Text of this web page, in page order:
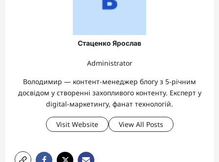
Стаценко Ярослав
Administrator
Володимир — контент-менеджер блогу з 5-річним
досвідом у створенні захопливого контенту. Експерт у
digital-маркетингу, фанат технологій.
Visit Website View All Posts